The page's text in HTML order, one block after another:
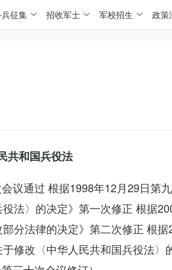
兵征集 招收军士 军校招生 政策
共和国兵役法
议通过 根据1998年12月29日第
法〉的决定》第一次修正 根据
分法律的决定》第二次修正 根
修改〈中华人民共和国兵役法〉